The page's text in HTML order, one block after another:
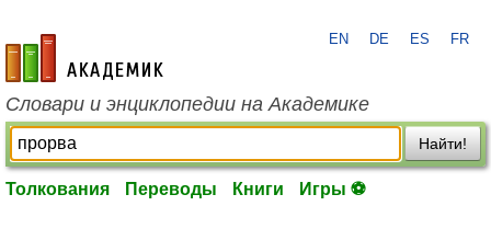
academic.ru
EN DE ES FR
Словари и энциклопедии на Академике
Найти!
Толкования Переводы Книги Игры ⚽